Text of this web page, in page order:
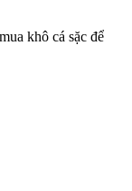
khô cá sặc để